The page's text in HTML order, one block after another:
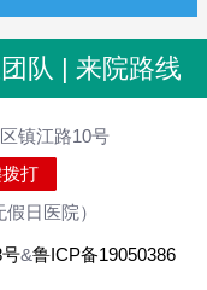
队 | 来院路线
镇江路10号
打
日医院）
&鲁ICP备19050386